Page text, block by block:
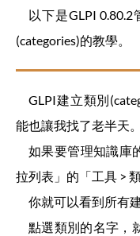
以下是GLPI 0.80.2
(categories)的教學。
GLPI建立類別
能也讓我找了老半天。
如果要管理知識庫
拉列表」的「工具 >
你就可以看到所有
點選類別的名字，